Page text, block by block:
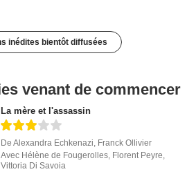
inédites bientôt diffusées
venant de commencer
La mère et l'assassin
DeAlexandra Echkenazi, Franck Ollivier
Avec Hélène de Fougerolles, Florent Peyre,
Vittoria Di Savoia